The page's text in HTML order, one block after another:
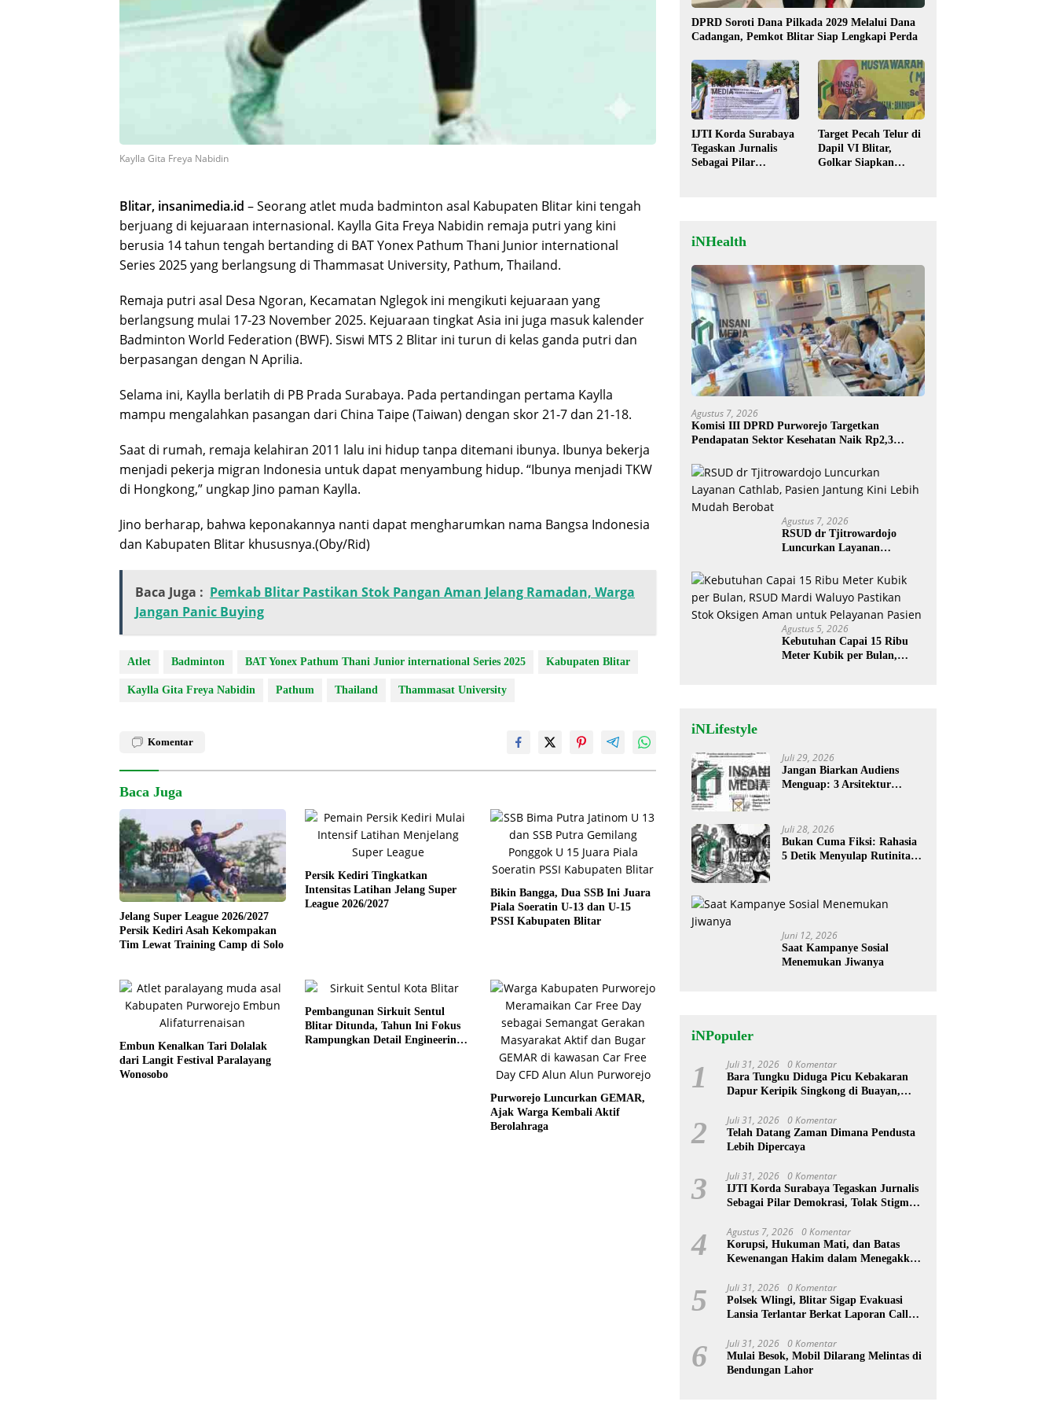
Kaylla Gita Freya Nabidin
Blitar, insanimedia.id – Seorang atlet muda badminton asal Kabupaten Blitar kini tengah
berjuang di kejuaraan internasional. Kaylla Gita Freya Nabidin remaja putri yang kini
berusia 14 tahun tengah bertanding di BAT Yonex Pathum Thani Junior international
Series 2025 yang berlangsung di Thammasat University, Pathum, Thailand.
Remaja putri asal Desa Ngoran, Kecamatan Nglegok ini mengikuti kejuaraan yang
berlangsung mulai 17-23 November 2025. Kejuaraan tingkat Asia ini juga masuk kalender
Badminton World Federation (BWF). Siswi MTS 2 Blitar ini turun di kelas ganda putri dan
berpasangan dengan N Aprilia.
Selama ini, Kaylla berlatih di PB Prada Surabaya. Pada pertandingan pertama Kaylla
mampu mengalahkan pasangan dari China Taipe (Taiwan) dengan skor 21-7 dan 21-18.
Saat di rumah, remaja kelahiran 2011 lalu ini hidup tanpa ditemani ibunya. Ibunya bekerja
menjadi pekerja migran Indonesia untuk dapat menyambung hidup. “Ibunya menjadi TKW
di Hongkong,” ungkap Jino paman Kaylla.
Jino berharap, bahwa keponakannya nanti dapat mengharumkan nama Bangsa Indonesia
dan Kabupaten Blitar khususnya.(Oby/Rid)
Baca Juga : Pemkab Blitar Pastikan Stok Pangan Aman Jelang Ramadan, Warga
Jangan Panic Buying
Atlet Badminton BAT Yonex Pathum Thani Junior international Series 2025 Kabupaten Blitar
Kaylla Gita Freya Nabidin Pathum Thailand Thammasat University
Komentar
Baca Juga
Jelang Super League 2026/2027
Persik Kediri Asah Kekompakan
Tim Lewat Training Camp di Solo
Persik Kediri Tingkatkan
Intensitas Latihan Jelang Super
League 2026/2027
Bikin Bangga, Dua SSB Ini Juara
Piala Soeratin U-13 dan U-15
PSSI Kabupaten Blitar
Embun Kenalkan Tari Dolalak
dari Langit Festival Paralayang
Wonosobo
Pembangunan Sirkuit Sentul
Blitar Ditunda, Tahun Ini Fokus
Rampungkan Detail Engineering
Purworejo Luncurkan GEMAR,
Ajak Warga Kembali Aktif
Berolahraga
DPRD Soroti Dana Pilkada 2029 Melalui Dana
Cadangan, Pemkot Blitar Siap Lengkapi Perda
IJTI Korda Surabaya
Tegaskan Jurnalis
Sebagai Pilar
Target Pecah Telur di
Dapil VI Blitar,
Golkar Siapkan
iNHealth
Agustus 7, 2026
Komisi III DPRD Purworejo Targetkan
Pendapatan Sektor Kesehatan Naik Rp2,3
Agustus 7, 2026
RSUD dr Tjitrowardojo
Luncurkan Layanan
Lebih Mudah Berobat
Agustus 5, 2026
Kebutuhan Capai 15 Ribu
Meter Kubik per Bulan,
iNLifestyle
Juli 29, 2026
Jangan Biarkan Audiens
Menguap: 3 Arsitektur
Juli 28, 2026
Bukan Cuma Fiksi: Rahasia
5 Detik Menyulap Rutinitas
Juni 12, 2026
Saat Kampanye Sosial
Menemukan Jiwanya
iNPopuler
1 Juli 31, 2026 0 Komentar
Bara Tungku Diduga Picu Kebakaran
Dapur Keripik Singkong di Buayan,
2 Juli 31, 2026 0 Komentar
Telah Datang Zaman Dimana Pendusta
Lebih Dipercaya
3 Juli 31, 2026 0 Komentar
IJTI Korda Surabaya Tegaskan Jurnalis
Sebagai Pilar Demokrasi, Tolak Stigma
4 Agustus 7, 2026 0 Komentar
Korupsi, Hukuman Mati, dan Batas
Kewenangan Hakim dalam Menegakkan
5 Juli 31, 2026 0 Komentar
Polsek Wlingi, Blitar Sigap Evakuasi
Lansia Terlantar Berkat Laporan Call
6 Juli 31, 2026 0 Komentar
Mulai Besok, Mobil Dilarang Melintas di
Bendungan Lahor